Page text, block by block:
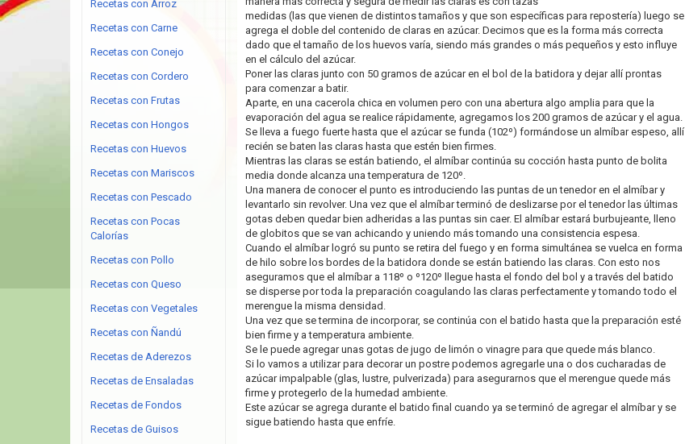
medidas (las que vienen de distintos tamaños y que son específicas para repostería) luego se
agrega el doble del contenido de claras en azúcar. Decimos que es la forma más correcta
dado que el tamaño de los huevos varía, siendo más grandes o más pequeños y esto influye
en el cálculo del azúcar.
Poner las claras junto con 50 gramos de azúcar en el bol de la batidora y dejar allí prontas
para comenzar a batir.
Aparte, en una cacerola chica en volumen pero con una abertura algo amplia para que la
evaporación del agua se realice rápidamente, agregamos los 200 gramos de azúcar y el agua.
Se lleva a fuego fuerte hasta que el azúcar se funda (102º) formándose un almíbar espeso, allí
recién se baten las claras hasta que estén bien firmes.
Mientras las claras se están batiendo, el almíbar continúa su cocción hasta punto de bolita
media donde alcanza una temperatura de 120º.
Una manera de conocer el punto es introduciendo las puntas de un tenedor en el almíbar y
levantarlo sin revolver. Una vez que el almíbar terminó de deslizarse por el tenedor las últimas
gotas deben quedar bien adheridas a las puntas sin caer. El almíbar estará burbujeante, lleno
de globitos que se van achicando y uniendo más tomando una consistencia espesa.
Cuando el almíbar logró su punto se retira del fuego y en forma simultánea se vuelca en forma
de hilo sobre los bordes de la batidora donde se están batiendo las claras. Con esto nos
aseguramos que el almíbar a 118º o º120º llegue hasta el fondo del bol y a través del batido
se disperse por toda la preparación coagulando las claras perfectamente y tomando todo el
merengue la misma densidad.
Una vez que se termina de incorporar, se continúa con el batido hasta que la preparación esté
bien firme y a temperatura ambiente.
Se le puede agregar unas gotas de jugo de limón o vinagre para que quede más blanco.
Si lo vamos a utilizar para decorar un postre podemos agregarle una o dos cucharadas de
azúcar impalpable (glas, lustre, pulverizada) para asegurarnos que el merengue quede más
firme y protegerlo de la humedad ambiente.
Este azúcar se agrega durante el batido final cuando ya se terminó de agregar el almíbar y se
sigue batiendo hasta que enfríe.
Recetas con Arroz
Recetas con Carne
Recetas con Conejo
Recetas con Cordero
Recetas con Frutas
Recetas con Hongos
Recetas con Huevos
Recetas con Mariscos
Recetas con Pescado
Recetas con Pocas
Calorías
Recetas con Pollo
Recetas con Queso
Recetas con Vegetales
Recetas con Ñandú
Recetas de Aderezos
Recetas de Ensaladas
Recetas de Fondos
Recetas de Guisos